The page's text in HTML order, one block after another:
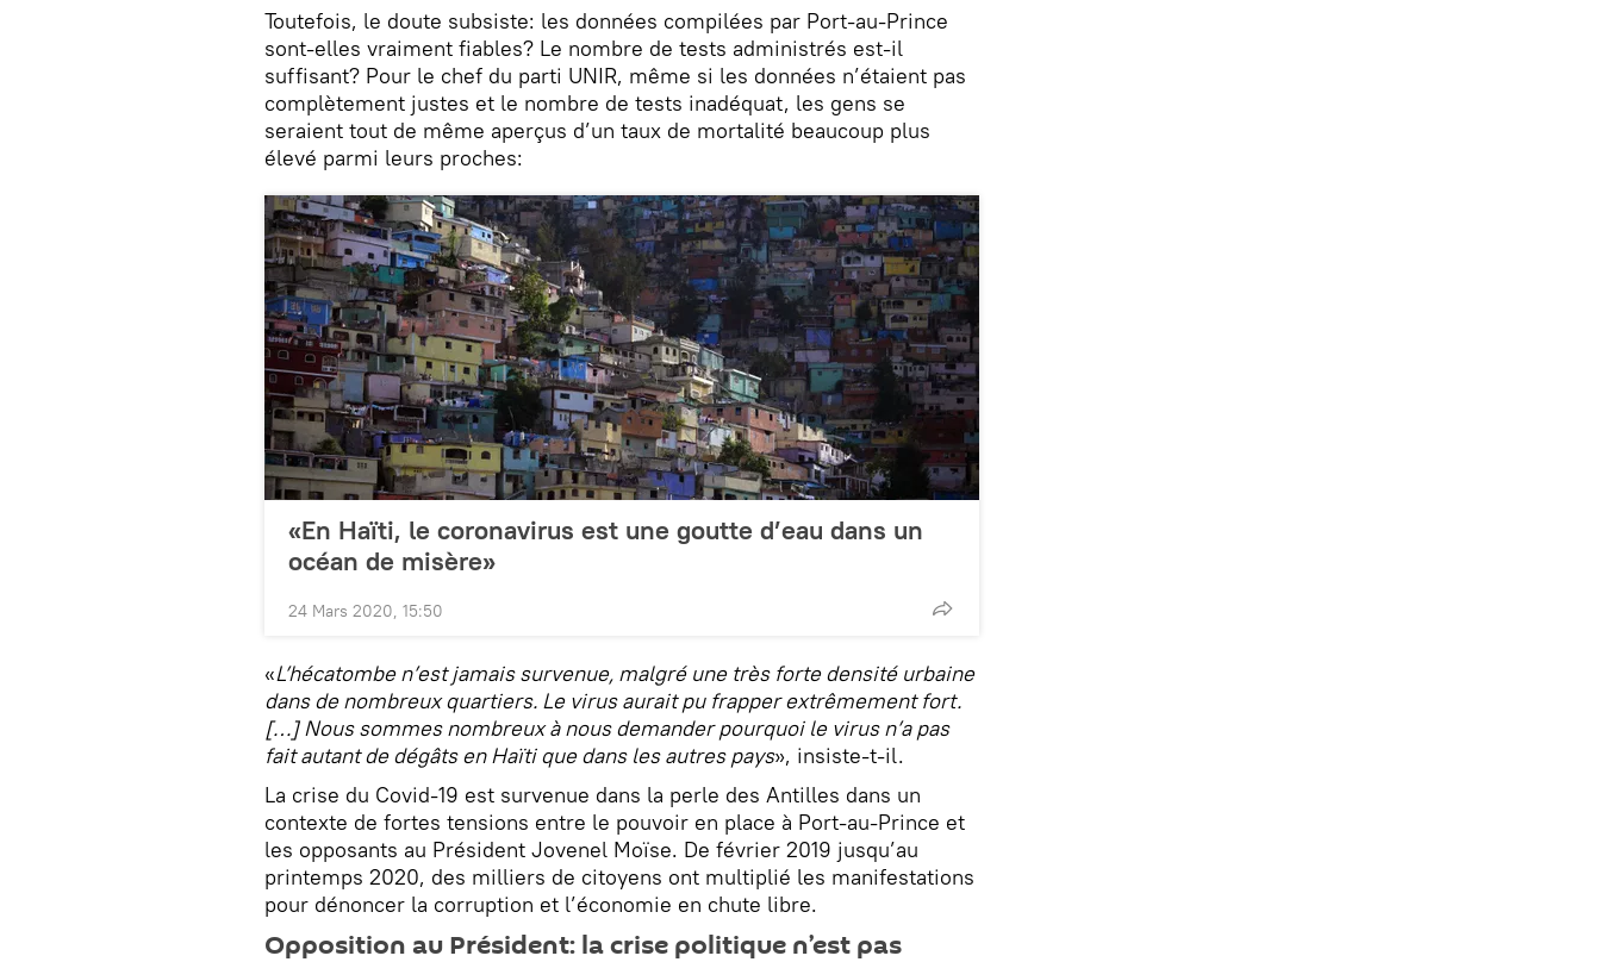
Toutefois, le doute subsiste: les données compilées par Port-au-Prince
sont-elles vraiment fiables? Le nombre de tests administrés est-il
suffisant? Pour le chef du parti UNIR, même si les données n’étaient pas
complètement justes et le nombre de tests inadéquat, les gens se
seraient tout de même aperçus d’un taux de mortalité beaucoup plus
élevé parmi leurs proches:
«En Haïti, le coronavirus est une goutte d’eau dans un
océan de misère»
24 Mars 2020, 15:50
«L’hécatombe n’est jamais survenue, malgré une très forte densité urbaine
dans de nombreux quartiers. Le virus aurait pu frapper extrêmement fort.
[…] Nous sommes nombreux à nous demander pourquoi le virus n’a pas
fait autant de dégâts en Haïti que dans les autres pays», insiste-t-il.
La crise du Covid-19 est survenue dans la perle des Antilles dans un
contexte de fortes tensions entre le pouvoir en place à Port-au-Prince et
les opposants au Président Jovenel Moïse. De février 2019 jusqu’au
printemps 2020, des milliers de citoyens ont multiplié les manifestations
pour dénoncer la corruption et l’économie en chute libre.
Opposition au Président: la crise politique n’est pas